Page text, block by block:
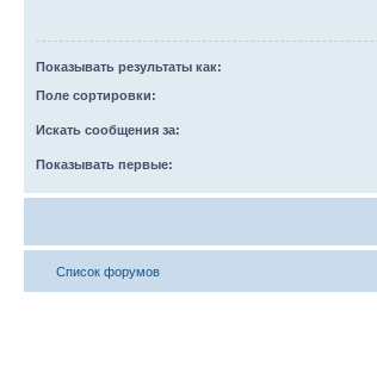
Показывать результаты как:
Поле сортировки:
Искать сообщения за:
Показывать первые:
Список форумов